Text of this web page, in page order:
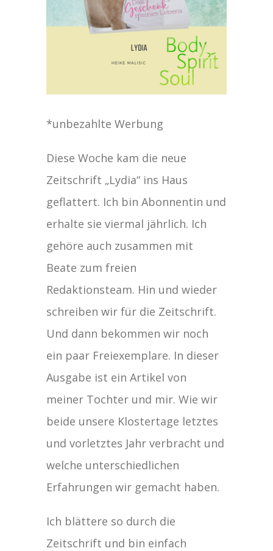
*unbezahlte Werbung
Diese Woche kam die neue
Zeitschrift „Lydia“ ins Haus
geflattert. Ich bin Abonnentin und
erhalte sie viermal jährlich. Ich
gehöre auch zusammen mit
Beate zum freien
Redaktionsteam. Hin und wieder
schreiben wir für die Zeitschrift.
Und dann bekommen wir noch
ein paar Freiexemplare. In dieser
Ausgabe ist ein Artikel von
meiner Tochter und mir. Wie wir
beide unsere Klostertage letztes
und vorletztes Jahr verbracht und
welche unterschiedlichen
Erfahrungen wir gemacht haben.
Ich blättere so durch die
Zeitschrift und bin einfach